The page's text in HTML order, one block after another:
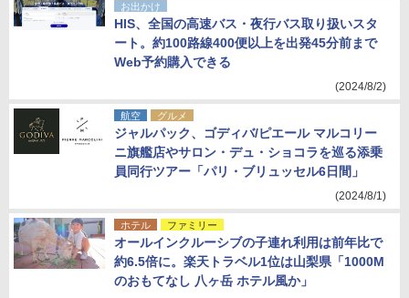
お出かけ
HIS、全国の高速バス・夜行バス取り扱いスタ
ート。約100路線400便以上を出発45分前まで
Web予約購入できる
(2024/8/2)
航空 グルメ
ジャルパック、ゴディバ/ピエール マルコリー
ニ旗艦店やサロン・デュ・ショコラを巡る添乗
員同行ツアー「パリ・ブリュッセル6日間」
(2024/8/1)
ホテル ファミリー
オールインクルーシブの子連れ利用は前年比で
約6.5倍に。楽天トラベル1位は山梨県「1000M
のおもてなし 八ヶ岳 ホテル風か」